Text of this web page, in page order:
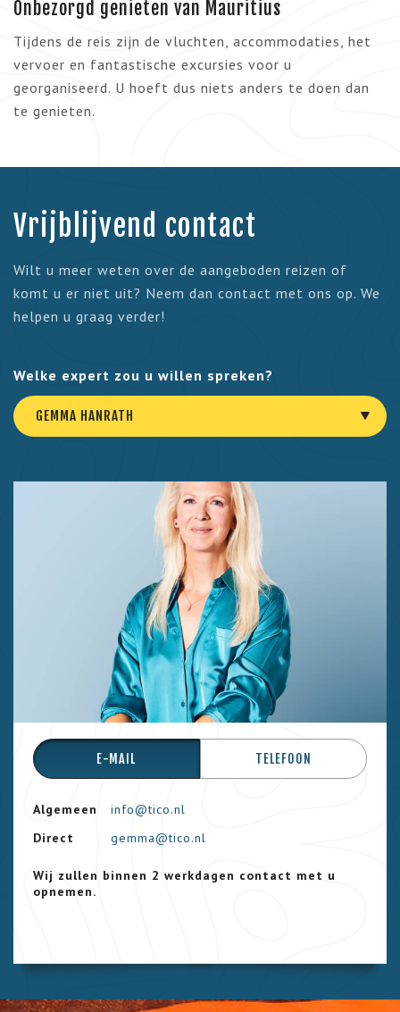
Onbezorgd genieten van Mauritius
Tijdens de reis zijn de vluchten, accommodaties, het
vervoer en fantastische excursies voor u
georganiseerd. U hoeft dus niets anders te doen dan
te genieten.
Vrijblijvend contact
Wilt u meer weten over de aangeboden reizen of
komt u er niet uit? Neem dan contact met ons op. We
helpen u graag verder!
Welke expert zou u willen spreken?
GEMMA HANRATH
E-MAIL TELEFOON
Algemeen
info@tico.nl
Direct
gemma@tico.nl
Wij zullen binnen 2 werkdagen contact met u
opnemen.